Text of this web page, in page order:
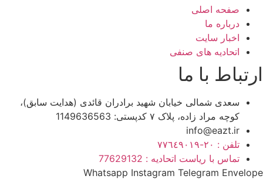
صفحه اصلی
درباره ما
اخبار سایت
اتحادیه های صنفی
ارتباط با ما
سعدی شمالی خیابان شهید برادران قائدی (هدایت سابق)،
کوچه مراد زاده، پلاک ۷ کدپستی: 1149636563
info@eazt.ir
تلفن : ٢٠-٧٧٦٤٩٠١٩
تماس با ریاست اتحادیه : 77629132
Whatsapp Instagram Telegram Envelope